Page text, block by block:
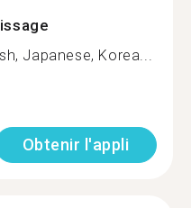
Japanese, Korea...
Obtenir l'appli